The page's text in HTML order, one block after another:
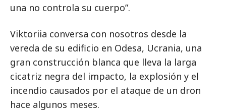
una no controla su cuerpo”.
Viktoriia conversa con nosotros desde la
vereda de su edificio en Odesa, Ucrania, una
gran construcción blanca que lleva la larga
cicatriz negra del impacto, la explosión y el
incendio causados por el ataque de un dron
hace algunos meses.